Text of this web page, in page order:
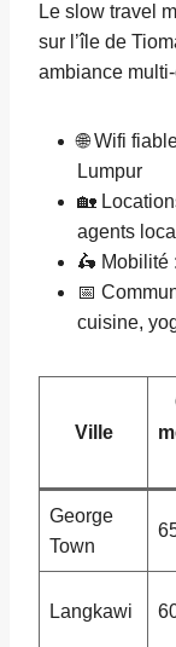
Le slow travel
sur l’île de
ambiance
🌐 Wifi
Lumpur
🏡
agents
🛵 Mobilité
📅
cuisine,
Ville
George
Town
Langkawi